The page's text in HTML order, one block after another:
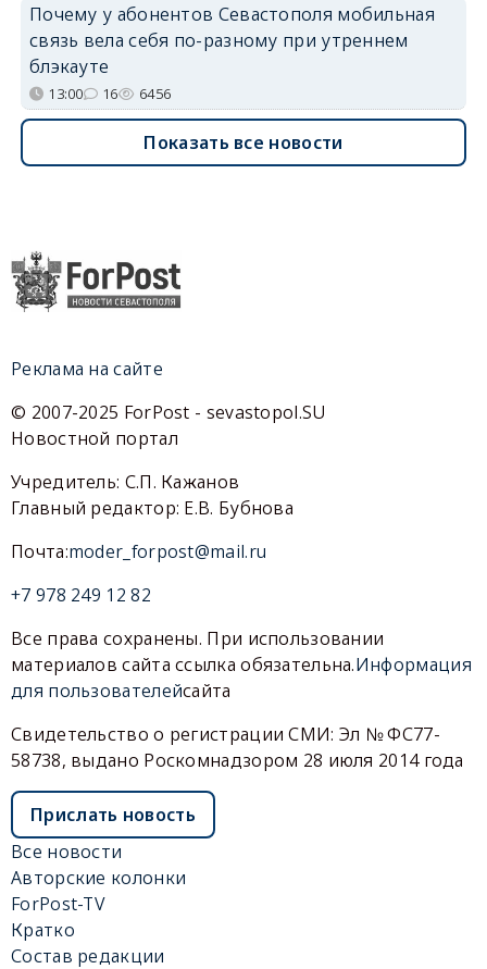
Почему у абонентов Севастополя мобильная
связь вела себя по-разному при утреннем
блэкауте
13:00 16 6456
Показать все новости
Реклама на сайте
© 2007-2025 ForPost - sevastopol.SU
Новостной портал
Учредитель: С.П. Кажанов
Главный редактор: Е.В. Бубнова
Почта:moder_forpost@mail.ru
+7 978 249 12 82
Все права сохранены. При использовании
материалов сайта ссылка обязательна.Информация
для пользователейсайта
Свидетельство о регистрации СМИ: Эл № ФС77-
58738, выдано Роскомнадзором 28 июля 2014 года
Прислать новость
Все новости
Авторские колонки
ForPost-TV
Кратко
Состав редакции